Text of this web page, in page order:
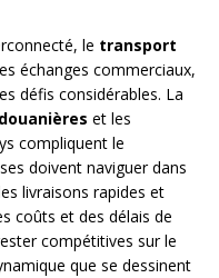
le transport
échanges commerciaux,
défis considérables. La
et les
compliquent le
doivent naviguer dans
livraisons rapides et
coûts et des délais de
compétitives sur le
que se dessinent